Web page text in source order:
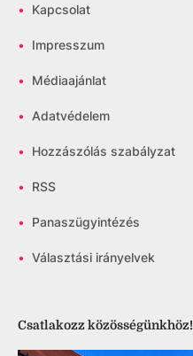
• Kapcsolat
• Impresszum
• Médiaajánlat
• Adatvédelem
• Hozzászólás szabályzat
• RSS
• Panaszügyintézés
• Választási irányelvek
Csatlakozz közösségünkhöz!